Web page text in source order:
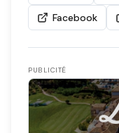
Facebook
PUBLICITÉ